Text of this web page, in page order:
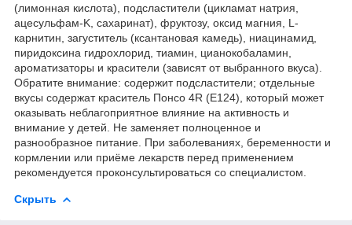
(лимонная кислота), подсластители (цикламат натрия,
ацесульфам-K, сахаринат), фруктозу, оксид магния, L-
карнитин, загуститель (ксантановая камедь), ниацинамид,
пиридоксина гидрохлорид, тиамин, цианокобаламин,
ароматизаторы и красители (зависят от выбранного вкуса).
Обратите внимание: содержит подсластители; отдельные
вкусы содержат краситель Понсо 4R (E124), который может
оказывать неблагоприятное влияние на активность и
внимание у детей. Не заменяет полноценное и
разнообразное питание. При заболеваниях, беременности и
кормлении или приёме лекарств перед применением
рекомендуется проконсультироваться со специалистом.
Скрыть